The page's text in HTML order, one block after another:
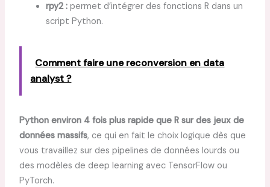
rpy2 :permet d’intégrer des fonctions R dans un
script Python.
Comment faire une reconversion en data
analyst ?
Python environ 4 fois plus rapide que R sur des jeux de
données massifs, ce qui en fait le choix logique dès que
vous travaillez sur des pipelines de données lourds ou
des modèles de deep learning avec TensorFlow ou
PyTorch.